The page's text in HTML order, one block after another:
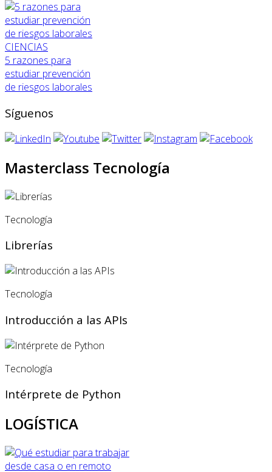
CIENCIAS
5 razones para
estudiar prevención
de riesgos laborales
Síguenos
Masterclass Tecnología
Tecnología
Librerías
Tecnología
Introducción a las APIs
Tecnología
Intérprete de Python
LOGÍSTICA